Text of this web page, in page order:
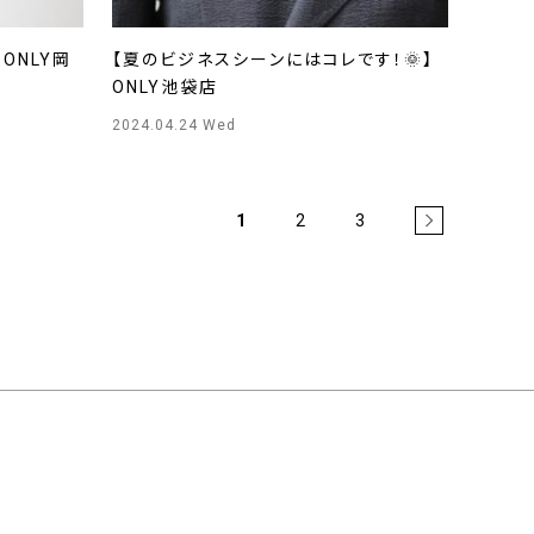
岡
【夏のビジネスシーンにはコレです！🌞】
ONLY池袋店
2024.04.24 Wed
1 2 3